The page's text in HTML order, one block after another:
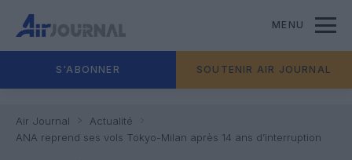
MENU
S'ABONNER SOUTENIR AIR JOURNAL
Air Journal
Actualité
ANA reprend ses vols Tokyo-Milan après 14 ans d’interruption